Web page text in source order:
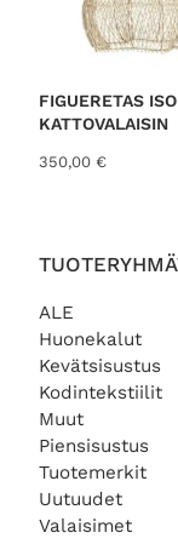
ALE
Huonekalut
Kevätsisustus
Kodintekstiilit
Muut
Piensisustus
Tuotemerkit
Uutuudet
Valaisimet
y
l
t
e
FIGUERETAS ISO
KATTOVALAISIN
350,00 €